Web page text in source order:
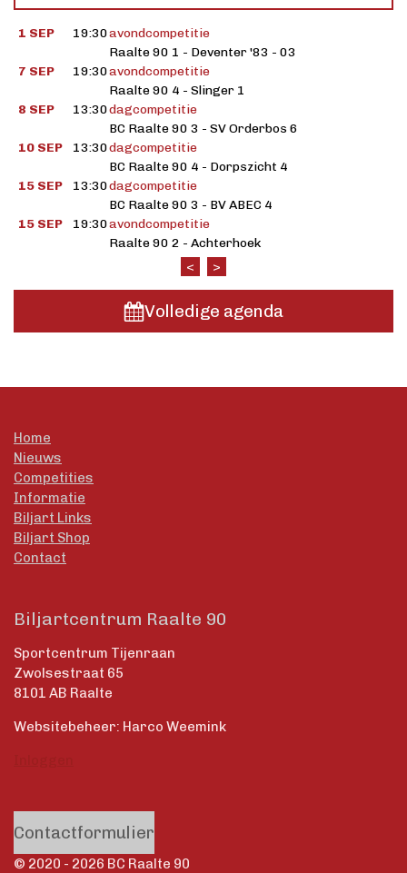
1 SEP 19:30avondcompetitie
Raalte 90 1 - Deventer '83 - 03
7 SEP
19:30avondcompetitie
Raalte 90 4 - Slinger 1
8 SEP
13:30dagcompetitie
BC Raalte 90 3 - SV Orderbos 6
10 SEP
13:30dagcompetitie
BC Raalte 90 4 - Dorpszicht 4
15 SEP
13:30dagcompetitie
BC Raalte 90 3 - BV ABEC 4
15 SEP
19:30avondcompetitie
Raalte 90 2 - Achterhoek
<
>
Volledige agenda
Home
Nieuws
Competities
Informatie
Biljart Links
Biljart Shop
Contact
Biljartcentrum Raalte 90
Sportcentrum Tijenraan
Zwolsestraat 65
8101 AB Raalte
Websitebeheer: Harco Weemink
Contactformulier
© 2020 - 2026 BC Raalte 90